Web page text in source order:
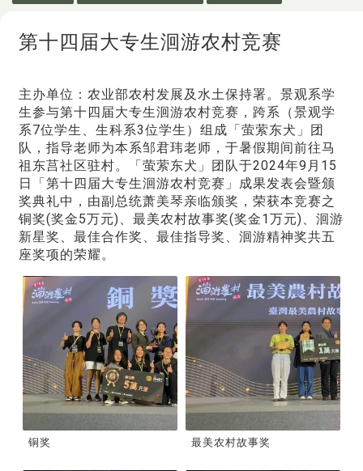
第十四届大专生洄游农村竞赛
主办单位：农业部农村发展及水土保持署。景观系学
生参与第十四届大专生洄游农村竞赛，跨系（景观学
系7位学生、生科系3位学生）组成「萤萦东犬」团
队，指导老师为本系邹君玮老师，于暑假期间前往马
祖东莒社区驻村。「萤萦东犬」团队于2024年9月15
日「第十四届大专生洄游农村竞赛」成果发表会暨颁
奖典礼中，由副总统萧美琴亲临颁奖，荣获本竞赛之
铜奖(奖金5万元)、最美农村故事奖(奖金1万元)、洄游
新星奖、最佳合作奖、最佳指导奖、洄游精神奖共五
座奖项的荣耀。
铜奖 最美农村故事奖